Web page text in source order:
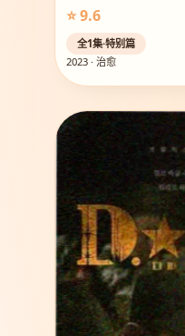
⭐ 9.6
全1集·特别篇
2023 · 治愈